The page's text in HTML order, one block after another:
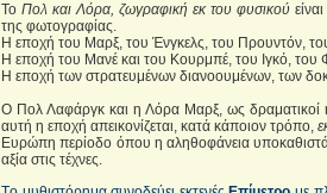
Το Πολ και Λόρα, ζωγραφική εκ του φυσικού
της φωτογραφίας.
Η εποχή του Μαρξ, του Ένγκελς, του Προυντόν,
Η εποχή του Μανέ και του Κουρμπέ, του Ιγκό,
Η εποχή των στρατευμένων διανοουμένων, των
Ο Πολ Λαφάργκ και η Λόρα Μαρξ, ως δραματικοί
αυτή η εποχή απεικονίζεται, κατά κάποιον τρόπο,
Ευρώπη περίοδο όπου η αληθοφάνεια υποκαθιστά
αξία στις τέχνες.